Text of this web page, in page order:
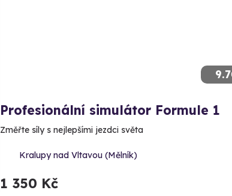
9.7
Profesionální simulátor Formule 1
Změřte síly s nejlepšími jezdci světa
Kralupy nad Vltavou (Mělník)
1 350 Kč